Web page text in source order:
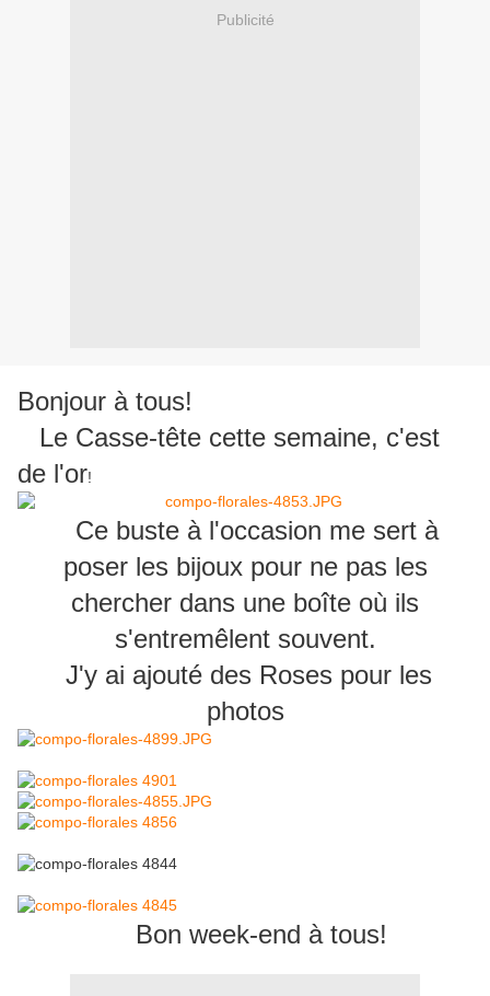
Publicité
Bonjour à tous!
Le Casse-tête cette semaine, c'est
de l'or!
Ce buste à l'occasion me sert à
poser les bijoux pour ne pas les
chercher dans une boîte où ils
s'entremêlent souvent.
J'y ai ajouté des Roses pour les
photos
Bon week-end à tous!